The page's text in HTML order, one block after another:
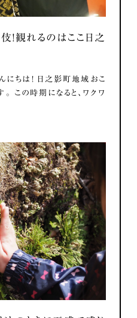
観れるのはここ日之
ちは！ 日之影町地域おこ
この時期になると、ワクワ